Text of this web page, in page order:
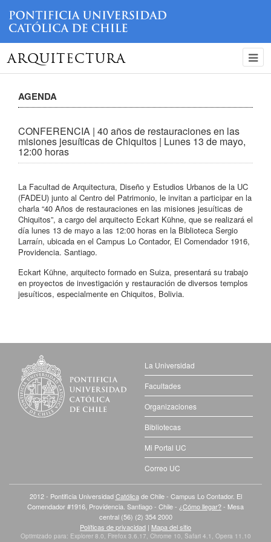
ARQUITECTURA
AGENDA
CONFERENCIA | 40 años de restauraciones en las
misiones jesuíticas de Chiquitos | Lunes 13 de mayo,
12:00 horas
La Facultad de Arquitectura, Diseño y Estudios Urbanos de la UC
(FADEU) junto al Centro del Patrimonio, le invitan a participar en la
charla “40 Años de restauraciones en las misiones jesuíticas de
Chiquitos”, a cargo del arquitecto Eckart Kühne, que se realizará el
día lunes 13 de mayo a las 12:00 horas en la Biblioteca Sergio
Larraín, ubicada en el Campus Lo Contador, El Comendador 1916,
Providencia. Santiago.
Eckart Kühne, arquitecto formado en Suiza, presentará su trabajo
en proyectos de investigación y restauración de diversos templos
jesuíticos, especialmente en Chiquitos, Bolivia.
La Universidad
Facultades
Organizaciones
Bibliotecas
Mi Portal UC
Correo UC
2012 - Pontificia UniversidadCatólica de Chile - Campus Lo Contador. El
Comendador #1916, Providencia. Santiago - Chile - ¿Cómo llegar?- Mesa
central (56) (2) 354 2000
Políticas de privacidad | Mapa del sitio
Optimizado para: Explorer 8.0, Firefox 3.6.17, Chrome 10, Safari 4.1, Opera 11.10